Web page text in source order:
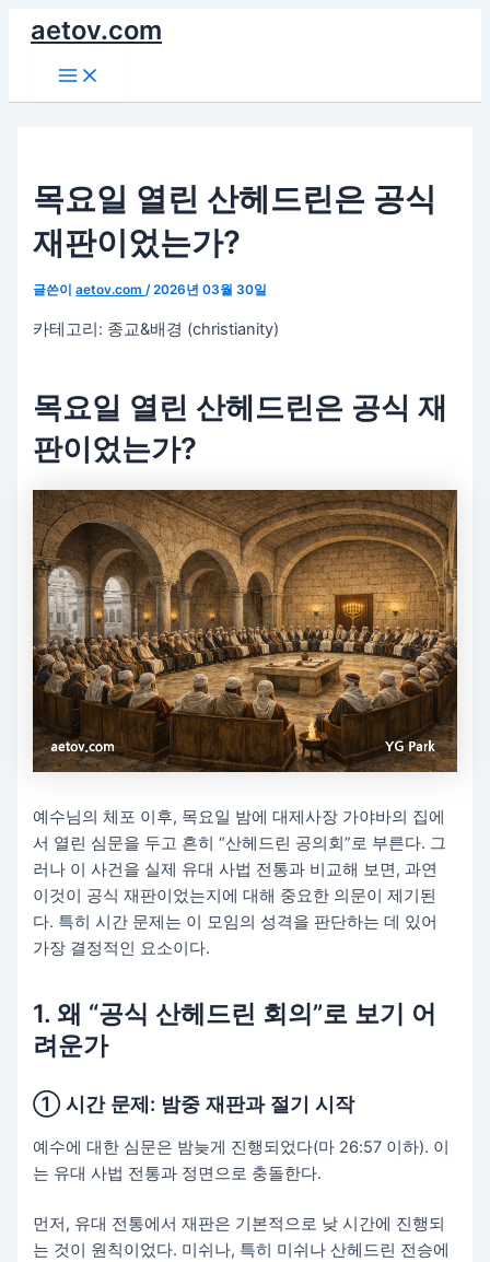
로
aetov.com
Main
Menu
목요일 열린 산헤드린은 공식
재판이었는가?
글쓴이aetov.com/2026년 03월 30일
카테고리: 종교&배경 (christianity)
목요일 열린 산헤드린은 공식 재
판이었는가?
예수님의 체포 이후, 목요일 밤에 대제사장 가야바의 집에
서 열린 심문을 두고 흔히 “산헤드린 공의회”로 부른다. 그
러나 이 사건을 실제 유대 사법 전통과 비교해 보면, 과연
이것이 공식 재판이었는지에 대해 중요한 의문이 제기된
다. 특히 시간 문제는 이 모임의 성격을 판단하는 데 있어
가장 결정적인 요소이다.
1. 왜 “공식 산헤드린 회의”로 보기 어
려운가
① 시간 문제: 밤중 재판과 절기 시작
예수에 대한 심문은 밤늦게 진행되었다(마 26:57 이하). 이
는 유대 사법 전통과 정면으로 충돌한다.
먼저, 유대 전통에서 재판은 기본적으로 낮 시간에 진행되
는 것이 원칙이었다. 미쉬나, 특히 미쉬나 산헤드린 전승에